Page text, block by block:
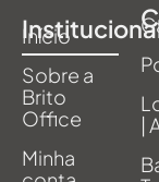
Início
Sobre a
Brito
Office
Minha
|